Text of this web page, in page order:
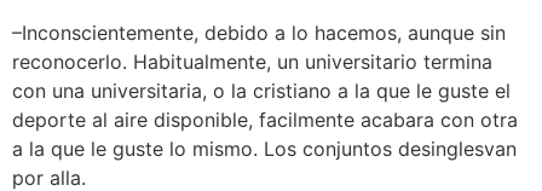
–Inconscientemente, debido a lo hacemos, aunque sin
reconocerlo. Habitualmente, un universitario termina
con una universitaria, o la cristiano a la que le guste el
deporte al aire disponible, facilmente acabara con otra
a la que le guste lo mismo. Los conjuntos desinglesvan
por alla.